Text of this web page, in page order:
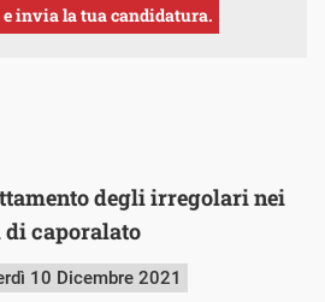
invia la tua candidatura.
degli irregolari nei
caporalato
10 Dicembre 2021